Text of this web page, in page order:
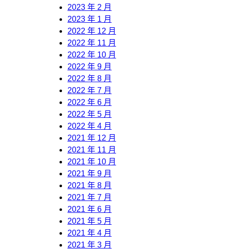
2023 年 2 月
2023 年 1 月
2022 年 12 月
2022 年 11 月
2022 年 10 月
2022 年 9 月
2022 年 8 月
2022 年 7 月
2022 年 6 月
2022 年 5 月
2022 年 4 月
2021 年 12 月
2021 年 11 月
2021 年 10 月
2021 年 9 月
2021 年 8 月
2021 年 7 月
2021 年 6 月
2021 年 5 月
2021 年 4 月
2021 年 3 月